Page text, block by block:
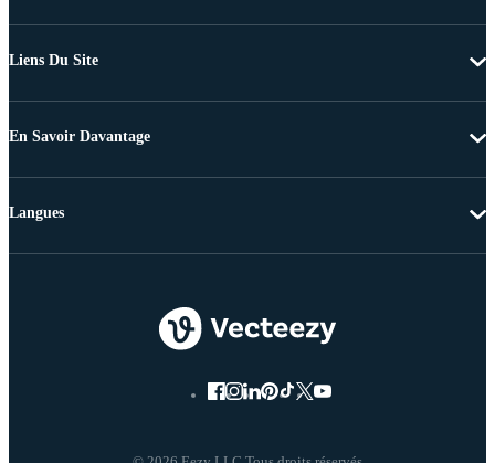
Liens Du Site
En Savoir Davantage
Langues